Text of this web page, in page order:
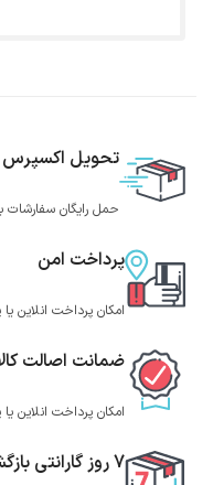
تحویل اکسپرس
حمل رایگان سفارشات بالای 1
پرداخت امن
امکان پرداخت
ضمانت اصالت
امکان پرداخت
7 روز گارانتی بازگشت وجه